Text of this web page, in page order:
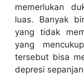
memerlukan
luas. Banyak
yang tidak
yang
tersebut bisa
depresi